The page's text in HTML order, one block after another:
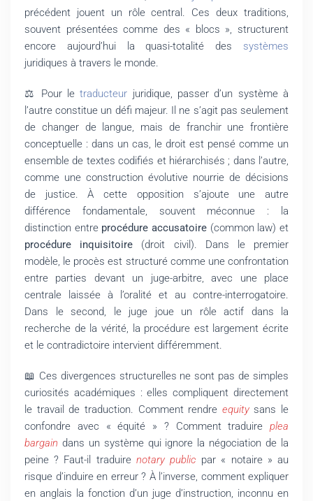
précédent jouent un rôle central. Ces deux traditions,
souvent présentées comme des « blocs », structurent
encore aujourd’hui la quasi-totalité des systèmes
juridiques à travers le monde.
⚖️ Pour letraducteur juridique, passer d’un système à
l’autre constitue un défi majeur. Il ne s’agit pas seulement
de changer de langue, mais de franchir une frontière
conceptuelle : dans un cas, le droit est pensé comme un
ensemble de textes codifiés et hiérarchisés ; dans l’autre,
comme une construction évolutive nourrie de décisions
de justice. À cette opposition s’ajoute une autre
différence fondamentale, souvent méconnue : la
distinction entre procédure accusatoire (common law) et
procédure inquisitoire (droit civil). Dans le premier
modèle, le procès est structuré comme une confrontation
entre parties devant un juge-arbitre, avec une place
centrale laissée à l’oralité et au contre-interrogatoire.
Dans le second, le juge joue un rôle actif dans la
recherche de la vérité, la procédure est largement écrite
et le contradictoire intervient différemment.
📖 Ces divergences structurelles ne sont pas de simples
curiosités académiques : elles compliquent directement
le travail de traduction. Comment rendre equitysans le
confondre avec « équité » ? Comment traduire plea
bargain dans un système qui ignore la négociation de la
peine ? Faut-il traduire notary public par « notaire » au
risque d’induire en erreur ? À l’inverse, comment expliquer
en anglais la fonction d’un juge d’instruction, inconnu en